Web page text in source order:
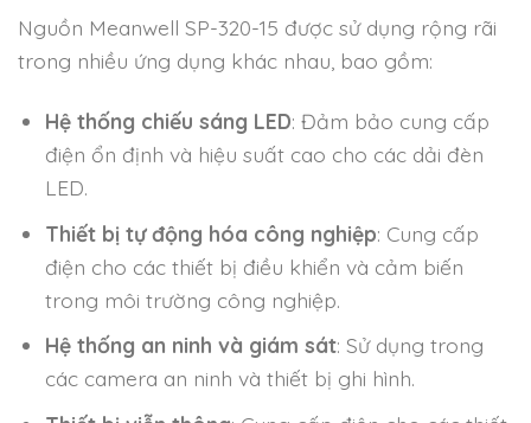
Nguồn Meanwell SP-320-15 được sử dụng rộng rãi
trong nhiều ứng dụng khác nhau, bao gồm:
Hệ thống chiếu sáng LED: Đảm bảo cung cấp
điện ổn định và hiệu suất cao cho các dải đèn
LED.
Thiết bị tự động hóa công nghiệp: Cung cấp
điện cho các thiết bị điều khiển và cảm biến
trong môi trường công nghiệp.
Hệ thống an ninh và giám sát: Sử dụng trong
các camera an ninh và thiết bị ghi hình.